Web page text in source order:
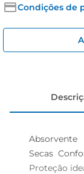
Condições de
Secas
Proteção
papel